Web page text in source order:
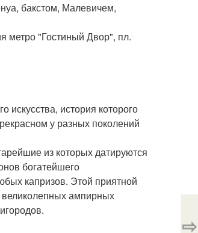
бакстом, Малевичем,
метро "Гостиный Двор", пл.
история которого
у разных поколений
из которых датируются
богатейшего
капризов. Этой приятной
великолепных ампирных
⇨